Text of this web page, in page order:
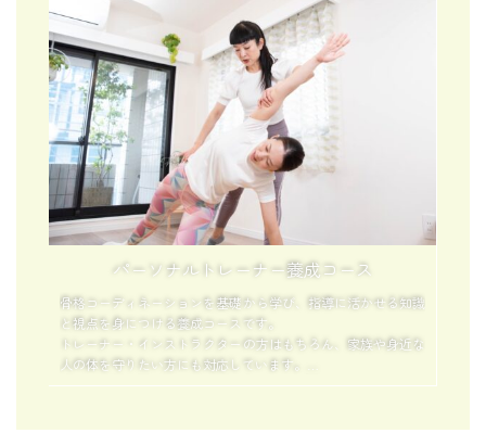
す。
パーソナルトレーナー養成コース
骨格コーディネーションを基礎から学び、指導に活かせる知識
と視点を身につける養成コースです。
トレーナー・インストラクターの方はもちろん、家族や身近な
人の体を守りたい方にも対応しています。
「なぜ不調が起きるのか」「どう整えれば再発しにくいのか」